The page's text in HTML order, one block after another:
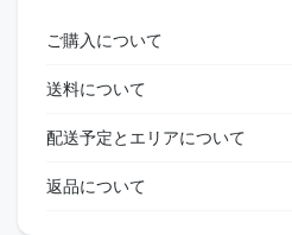
ご購入について
送料について
配送予定とエリアについて
返品について